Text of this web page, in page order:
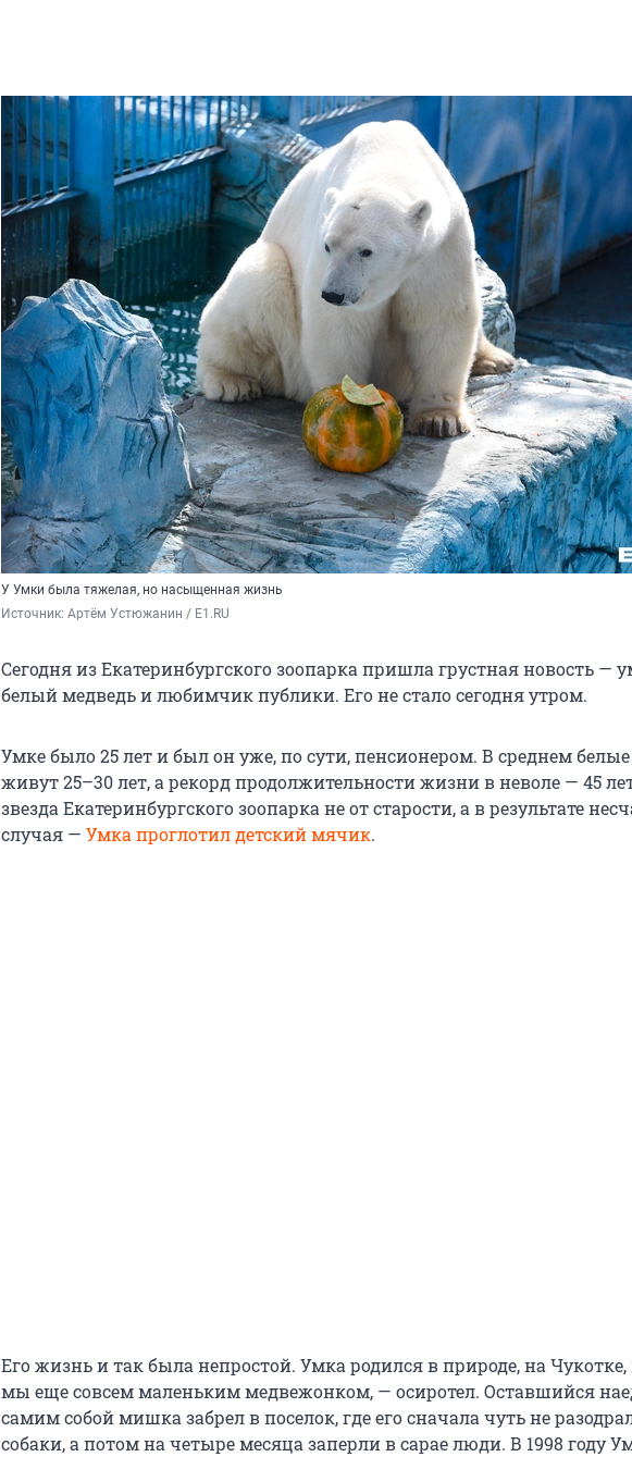
У Умки была тяжелая, но насыщенная жизнь
Источник: Артём Устюжанин / E1.RU
Сегодня из Екатеринбургского зоопарка пришла грустная новость —
белый медведь и любимчик публики. Его не стало сегодня утром.
Умке было 25 лет и был он уже, по сути, пенсионером. В среднем
живут 25–30 лет, а рекорд продолжительности жизни в неволе — 45
звезда Екатеринбургского зоопарка не от старости, а в результате
случая — Умка проглотил детский мячик.
Его жизнь и так была непростой. Умка родился в природе, на Чукотке,
мы еще совсем маленьким медвежонком, — осиротел. Оставшийся
самим собой мишка забрел в поселок, где его сначала чуть не
собаки, а потом на четыре месяца заперли в сарае люди. В 1998 году